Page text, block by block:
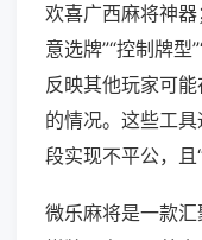
欢喜广西麻将神
意选牌”“控制牌型
反映其他玩家可能
的情况。这些工
段实现不平公，且
微乐麻将是一款